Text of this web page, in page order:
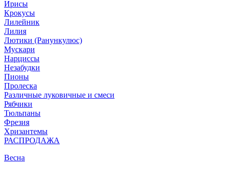
Ирисы
Крокусы
Лилейник
Лилия
Лютики (Ранункулюс)
Мускари
Нарцисcы
Незабудки
Пионы
Пролеска
Различные луковичные и смеси
Рябчики
Тюльпаны
Фрезия
Хризантемы
РАСПРОДАЖА
Весна